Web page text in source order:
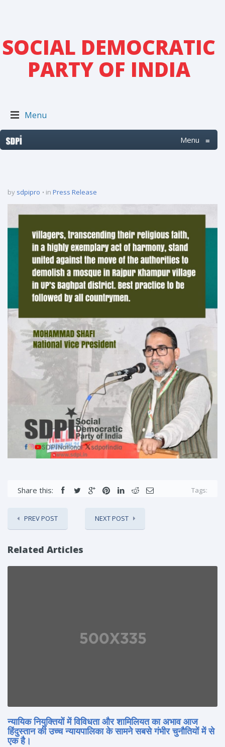
SOCIAL DEMOCRATIC
PARTY OF INDIA
Menu
Menu ≡
by sdpipro in Press Release
Share this: Tags:
PREV POST NEXT POST
Related Articles
न्यायिक नियुक्तियों में विविधता और शामिलियत का अभाव आज
हिंदुस्तान की उच्च न्यायपालिका के सामने सबसे गंभीर चुनौतियों में से
एक है।